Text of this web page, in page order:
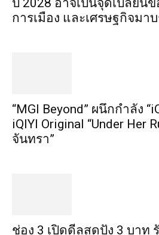
ปี 2028 อาจเป็นจุดเปลี่ยนข
การเมือง และเศรษฐกิจมา
“MGI Beyond” ผนึกกำลัง
iQIYI Original “Under Her
จันทรา”
ช่อง 3 เปิดดีลสุดปัง 3 บาท